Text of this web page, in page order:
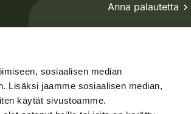
sosiaalisen median
Lisäksi jaamme sosiaalisen median,
käytät sivustoamme.
Anna palautetta